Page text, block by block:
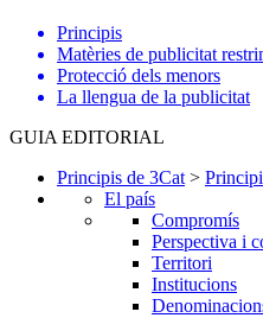
Principis
Matèries de publicitat
Protecció dels menors
La llengua de la publicitat
GUIA EDITORIAL
Principis de 3Cat >
El país
Compromís
Perspectiva i
Territori
Institucions